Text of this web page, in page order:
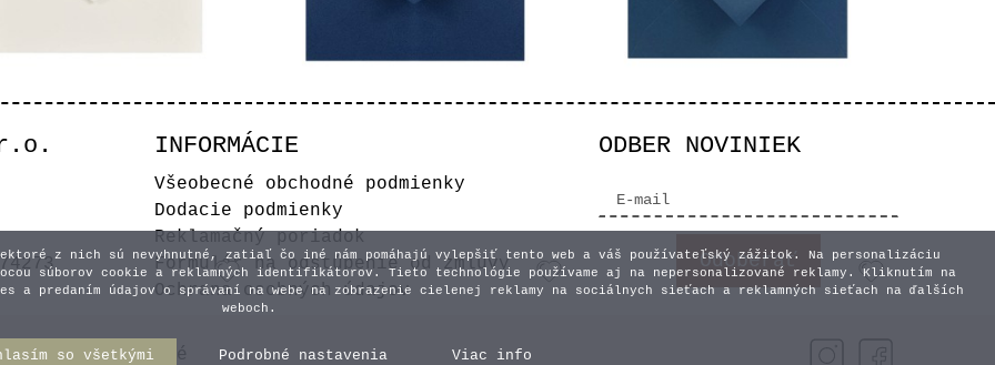
obálka Cream
0,45 €
Modrá obálka Dark Blue
0,45 € 0,45 €
INFORMÁCIE
Všeobecné obchodné podmienky
Dodacie podmienky
Reklamačný poriadok
Formulár na odstúpenie od zmluvy
Ochrana osobných údajov
ODBER NOVINIEK
práva vyhradené
z nich sú nevyhnutné, zatiaľ čo iné nám pomáhajú vylepšiť tento web a váš používateľský zážitok. Na personalizáciu
súborov cookie a reklamných identifikátorov. Tieto technológie používame aj na nepersonalizované reklamy. Kliknutím na
a predaním údajov o správaní na webe na zobrazenie cielenej reklamy na sociálnych sieťach a reklamných sieťach na ďalších
weboch.
so všetkými Podrobné nastavenia Viac info